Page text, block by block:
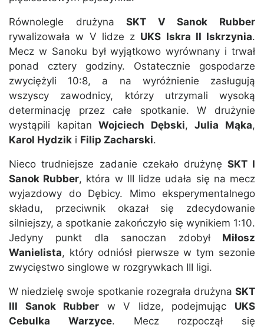
Równolegle drużynaSKT V Sanok Rubber
rywalizowała w V lidze z UKS Iskra II Iskrzynia.
Mecz w Sanoku był wyjątkowo wyrównany i trwał
ponad cztery godziny. Ostatecznie gospodarze
zwyciężyli 10:8, a na wyróżnienie zasługują
wszyscy zawodnicy, którzy utrzymali wysoką
determinację przez całe spotkanie. W drużynie
wystąpili kapitanWojciech Dębski,Julia Mąka,
Karol Hydzik i Filip Zacharski.
Nieco trudniejsze zadanie czekało drużynę SKT I
Sanok Rubber, która w III lidze udała się na mecz
wyjazdowy do Dębicy. Mimo eksperymentalnego
składu, przeciwnik okazał się zdecydowanie
silniejszy, a spotkanie zakończyło się wynikiem 1:10.
Jedyny punkt dla sanoczan zdobył Miłosz
Wanielista, który odniósł pierwsze w tym sezonie
zwycięstwo singlowe w rozgrywkach III ligi.
W niedzielę swoje spotkanie rozegrała drużyna SKT
III Sanok Rubber w V lidze, podejmując UKS
Cebulka Warzyce. Mecz rozpoczął się